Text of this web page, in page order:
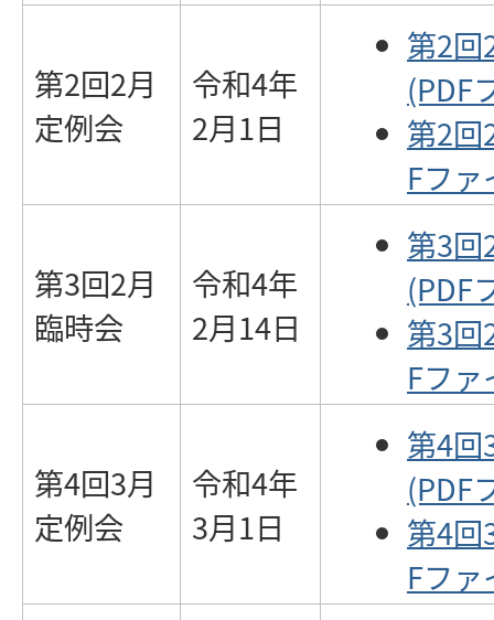
第2回2月
定例会
令和4年
2月1日
第2回
(PDF
第2回
Fフ
第3回2月
臨時会
令和4年
2月14日
第3回
(PDF
第3回
Fフ
第4回3月
定例会
令和4年
3月1日
第4回
(PDF
第4回
Fフ